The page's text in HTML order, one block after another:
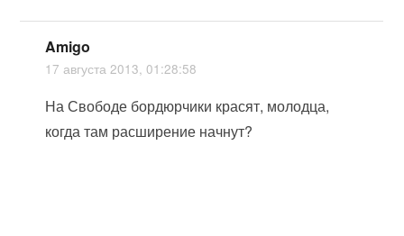
Amigo
17 августа 2013, 01:28:58
На Свободе бордюрчики красят, молодца,
когда там расширение начнут?